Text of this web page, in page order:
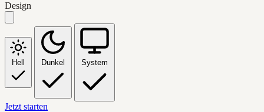
Design
Hell Dunkel System
Jetzt starten